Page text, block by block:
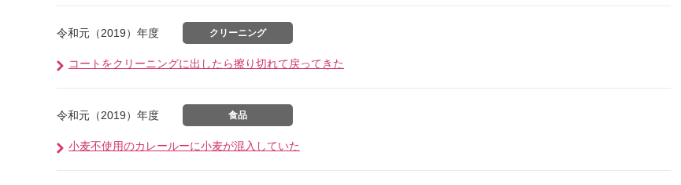
令和元（2019）年度 クリーニング
コートをクリーニングに出したら擦り切れて戻ってきた
令和元（2019）年度 食品
小麦不使用のカレールーに小麦が混入していた